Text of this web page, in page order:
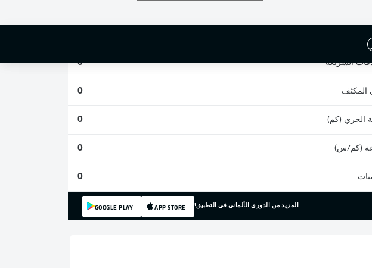
السريعة 0
المكثف 0
الجري (كم) 0
(كم/س) 0
0
المزيد من الدوري الألماني في التطبيق! APP STORE
GOOGLE PLAY